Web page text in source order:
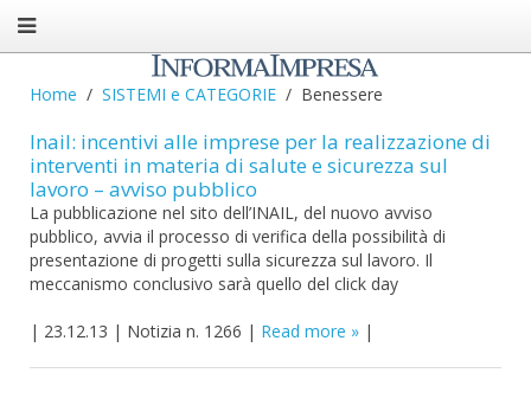
Home SISTEMI e CATEGORIE Benessere
Inail: incentivi alle imprese per la realizzazione di
interventi in materia di salute e sicurezza sul
lavoro – avviso pubblico
La pubblicazione nel sito dell’INAIL, del nuovo avviso
pubblico, avvia il processo di verifica della possibilità di
presentazione di progetti sulla sicurezza sul lavoro. Il
meccanismo conclusivo sarà quello del click day
| 23.12.13 | Notizia n. 1266 | Read more |